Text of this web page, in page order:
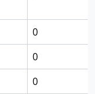
0
0
0